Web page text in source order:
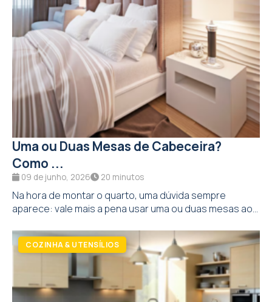
Uma ou Duas Mesas de Cabeceira?
Como ...
09 de junho, 2026
Na hora de montar o quarto, uma dúvida sempre
aparece: vale mais a pena usar uma ou duas mesas ao...